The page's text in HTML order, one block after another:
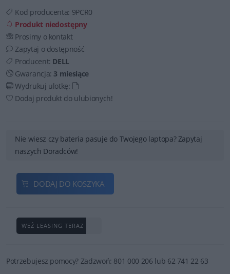
Kod producenta: 9PCR0
Produkt niedostępny
Prosimy o kontakt
Zapytaj o dostępność
Producent: DELL
Gwarancja:3 miesiące
Wydrukuj ulotkę:
Dodaj produkt do ulubionych!
Nie wiesz czy bateria pasuje do Twojego laptopa? Zapytaj
naszych Doradców!
DODAJ DO KOSZYKA
WEŹ LEASING TERAZ
Potrzebujesz pomocy? Zadzwoń: 801 000 206 lub 62 741 22 63